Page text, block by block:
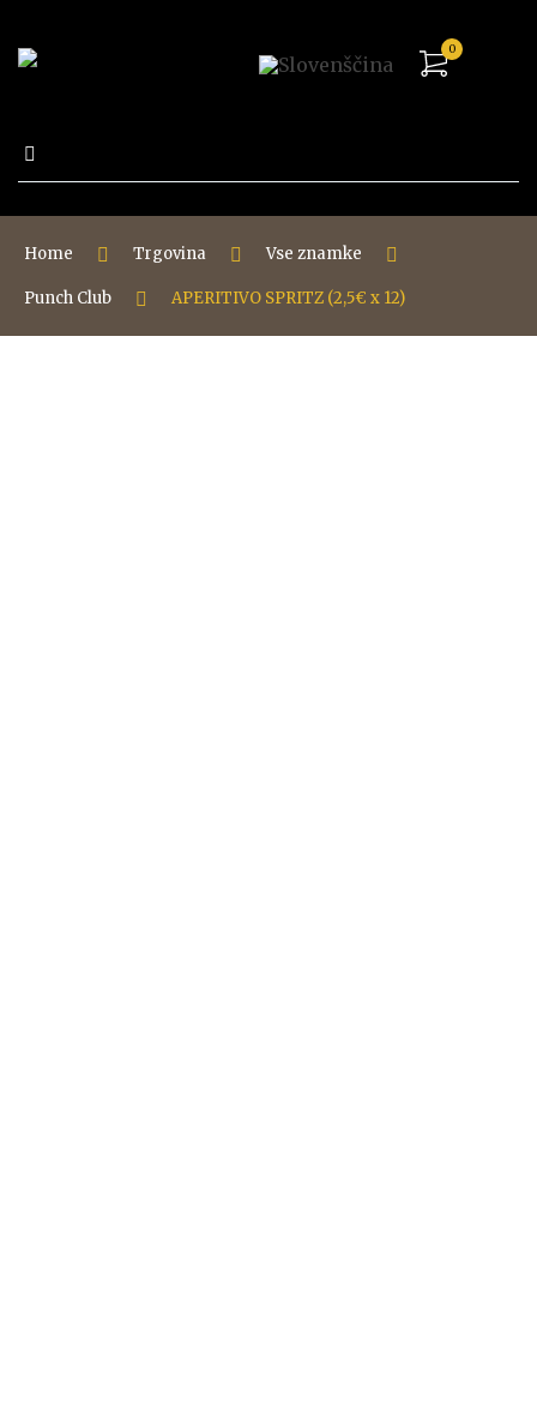
Išči:
0
Home Trgovina Vse znamke
Punch Club APERITIVO SPRITZ (2,5€ x 12)